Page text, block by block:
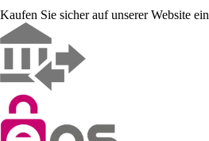
Kaufen Sie sicher auf unserer Website ein